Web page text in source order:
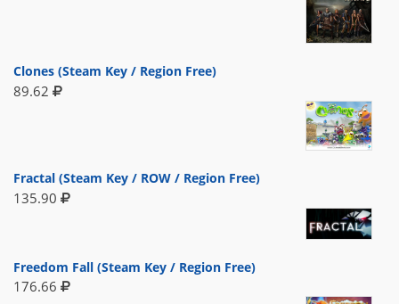
Clones (Steam Key / Region Free)
89.62
Fractal (Steam Key / ROW / Region Free)
135.90
Freedom Fall (Steam Key / Region Free)
176.66